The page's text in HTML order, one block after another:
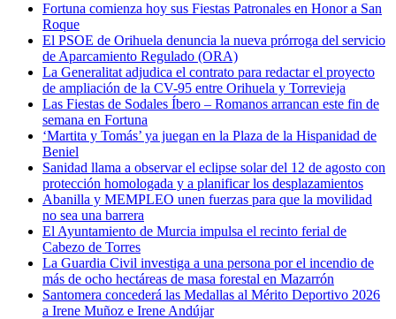
Fortuna comienza hoy sus Fiestas Patronales en Honor a San
Roque
El PSOE de Orihuela denuncia la nueva prórroga del servicio
de Aparcamiento Regulado (ORA)
La Generalitat adjudica el contrato para redactar el proyecto
de ampliación de la CV-95 entre Orihuela y Torrevieja
Las Fiestas de Sodales Íbero – Romanos arrancan este fin de
semana en Fortuna
‘Martita y Tomás’ ya juegan en la Plaza de la Hispanidad de
Beniel
Sanidad llama a observar el eclipse solar del 12 de agosto con
protección homologada y a planificar los desplazamientos
Abanilla y MEMPLEO unen fuerzas para que la movilidad
no sea una barrera
El Ayuntamiento de Murcia impulsa el recinto ferial de
Cabezo de Torres
La Guardia Civil investiga a una persona por el incendio de
más de ocho hectáreas de masa forestal en Mazarrón
Santomera concederá las Medallas al Mérito Deportivo 2026
a Irene Muñoz e Irene Andújar